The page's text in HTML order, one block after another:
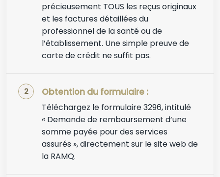
précieusement TOUS les reçus originaux
et les factures détaillées du
professionnel de la santé ou de
l’établissement. Une simple preuve de
carte de crédit ne suffit pas.
Obtention du formulaire :
Téléchargez le formulaire 3296, intitulé
« Demande de remboursement d’une
somme payée pour des services
assurés », directement sur le site web de
la RAMQ.